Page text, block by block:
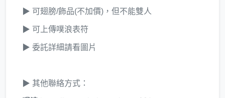
▶ 可翅膀/飾品(不加價)，但不能雙人
▶ 可上傳噗浪表符
▶ 委託詳細請看圖片
▶ 其他聯絡方式：